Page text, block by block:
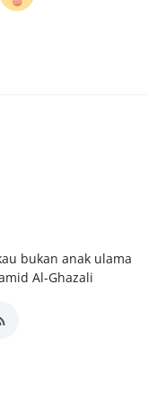
bukan anak ulama
Al-Ghazali